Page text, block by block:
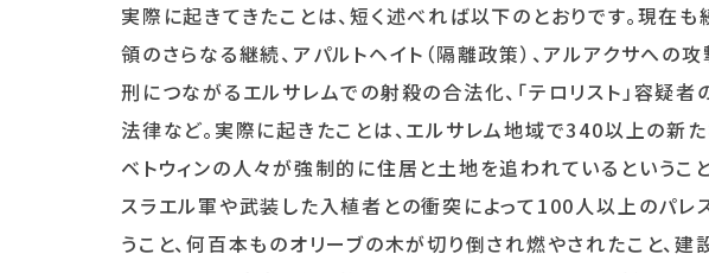
実際に起きてきたことは、短く述べれば以下のとおりです。現在
領のさらなる継続、アパルトヘイト（隔離政策）、アルアクサへ
刑につながるエルサレムでの射殺の合法化、「テロリスト」容疑
法律など。実際に起きたことは、エルサレム地域で340以上の新
ベトウィンの人々が強制的に住居と土地を追われているというこ
スラエル軍や武装した入植者との衝突によって100人以上のパ
うこと、何百本ものオリーブの木が切り倒され燃やされたこと、